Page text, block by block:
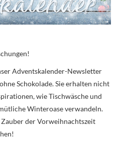
Adventskalender-Newsletter
Schokolade. Sie erhalten nicht
wie Tischwäsche und
Winteroase verwandeln.
Zauber der Vorweihnachtszeit